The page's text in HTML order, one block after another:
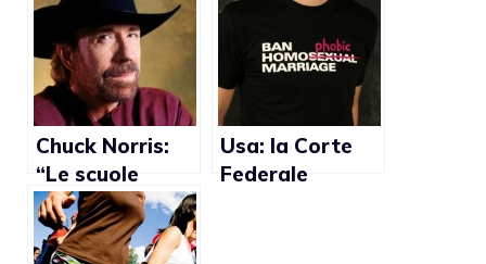
polemiche
l’omofobia
(video)
Chuck Norris:
“Le scuole
americane sono
troppo gay”
Usa: la Corte
Federale